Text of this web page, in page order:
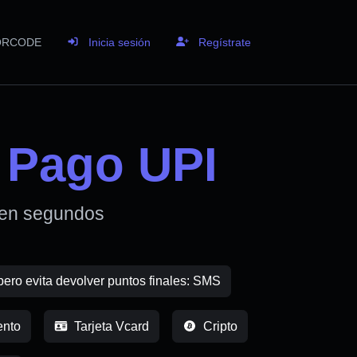
Inicia sesión Regístrate
UPI
segundos
evita devolver puntos finales: SMS
Tarjeta Vcard Cripto